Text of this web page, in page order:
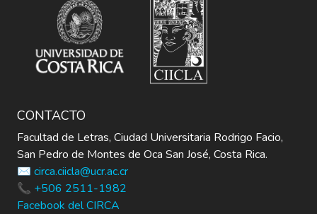
CONTACTO
Facultad de Letras, Ciudad Universitaria Rodrigo Facio,
San Pedro de Montes de Oca San José, Costa Rica.
✉️ circa.ciicla@ucr.ac.cr
📞 +506 2511-1982
Facebook del CIRCA